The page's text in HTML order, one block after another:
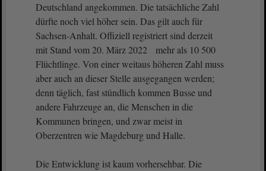
Deutschland angekommen. Die tatsächliche Zahl
dürfte noch viel höher sein. Das gilt auch für
Sachsen-Anhalt. Offiziell registriert sind derzeit
mit Stand vom 20. März 2022 mehr als 10 500
Flüchtlinge. Von einer weitaus höheren Zahl muss
aber auch an dieser Stelle ausgegangen werden;
denn täglich, fast stündlich kommen Busse und
andere Fahrzeuge an, die Menschen in die
Kommunen bringen, und zwar meist in
Oberzentren wie Magdeburg und Halle.
Die Entwicklung ist kaum vorhersehbar. Die